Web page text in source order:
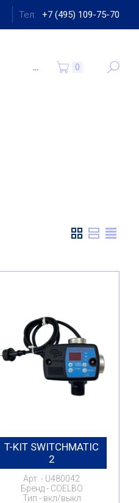
Тел: +7 (495) 109-75-70
... 0
T-KIT SWITCHMATIC
2
Арт.
U480042
Бренд
COELBO
Тип
вкл/выкл